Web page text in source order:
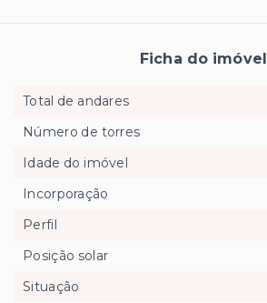
Ficha do imóvel
Total de andares
Número de torres
Idade do imóvel
Incorporação
Perfil
Posição solar
Situação